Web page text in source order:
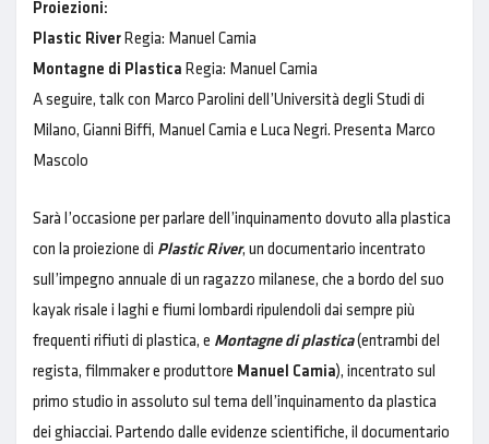
Proiezioni:
Plastic River Regia: Manuel Camia
Montagne di Plastica Regia: Manuel Camia
A seguire, talk con Marco Parolini dell’Università degli Studi di
Milano, Gianni Biffi, Manuel Camia e Luca Negri. Presenta Marco
Mascolo
Sarà l’occasione per parlare dell’inquinamento dovuto alla plastica
con la proiezione di Plastic River, un documentario incentrato
sull’impegno annuale di un ragazzo milanese, che a bordo del suo
kayak risale i laghi e fiumi lombardi ripulendoli dai sempre più
frequenti rifiuti di plastica, e Montagne di plastica(entrambi del
regista, filmmaker e produttore Manuel Camia), incentrato sul
primo studio in assoluto sul tema dell’inquinamento da plastica
dei ghiacciai. Partendo dalle evidenze scientifiche, il documentario